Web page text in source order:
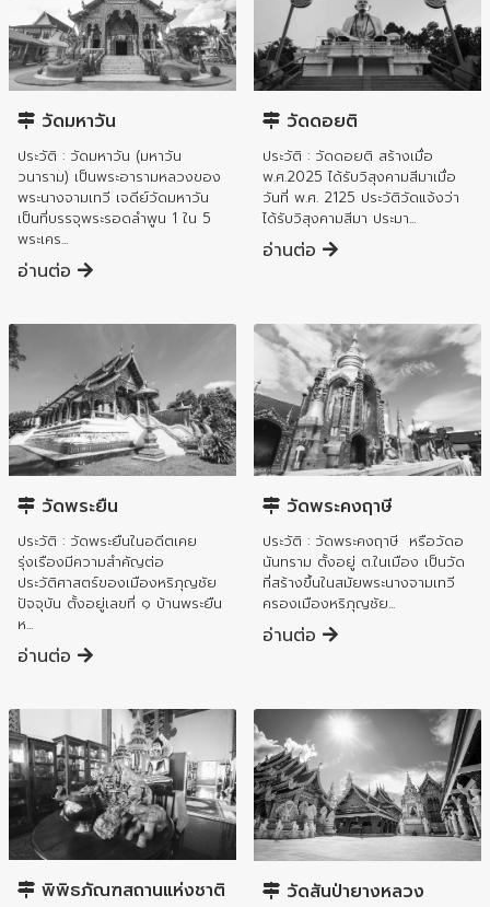
อำเภอเมืองลำพูน
วัดมหาวัน
ประวัติ : วัดมหาวัน (มหาวัน
วนาราม) เป็นพระอารามหลวงของ
พระนางจามเทวี เจดีย์วัดมหาวัน
เป็นที่บรรจุพระรอดลำพูน 1 ใน 5
พระเคร...
อ่านต่อ
อำเภอเมืองลำพูน
วัดดอยติ
ประวัติ : วัดดอยติ สร้างเมื่อ
พ.ศ.2025 ได้รับวิสุงคามสีมาเมื่อ
วันที่ พ.ศ. 2125 ประวัติวัดแจ้งว่า
ได้รับวิสุงคามสีมา ประมา...
อ่านต่อ
อำเภอเมืองลำพูน
วัดพระยืน
ประวัติ : วัดพระยืนในอดีตเคย
รุ่งเรืองมีความสำคัญต่อ
ประวัติศาสตร์ของเมืองหริภุญชัย
ปัจจุบัน ตั้งอยู่เลขที่ ๑ บ้านพระยืน
ห...
อ่านต่อ
อำเภอเมืองลำพูน
วัดพระคงฤาษี
ประวัติ : วัดพระคงฤาษี หรือวัดอ
นันทราม ตั้งอยู่ ต.ในเมือง เป็นวัด
ที่สร้างขึ้นในสมัยพระนางจามเทวี
ครองเมืองหริภุญชัย...
อ่านต่อ
อำเภอเมืองลำพูน
พิพิธภัณฑสถานแห่งชาติ
อำเภอเมืองลำพูน
วัดสันป่ายางหลวง